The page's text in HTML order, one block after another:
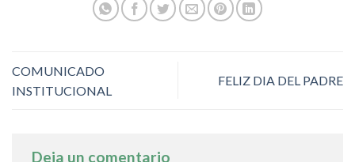
COMUNICADO
INSTITUCIONAL
FELIZ DIA DEL PADRE
Deja un comentario